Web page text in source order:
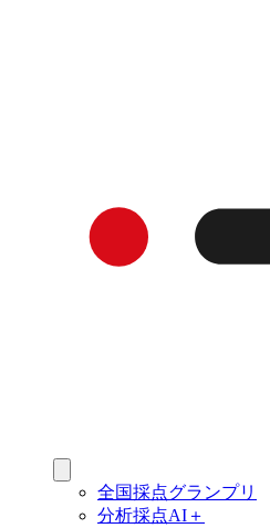
全国採点グランプリ
分析採点AI＋